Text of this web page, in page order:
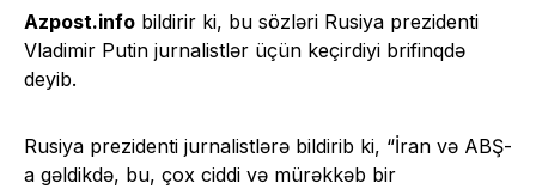
Azpost.info bildirir ki, bu sözləri Rusiya prezidenti
Vladimir Putin jurnalistlər üçün keçirdiyi brifinqdə
deyib.
Rusiya prezidenti jurnalistlərə bildirib ki, “İran və ABŞ-
a gəldikdə, bu, çox ciddi və mürəkkəb bir